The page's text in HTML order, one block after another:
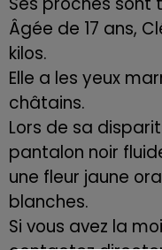
Âgée de 17 ans,
kilos.
Elle a les yeux
châtains.
Lors de sa
pantalon noir
une fleur jaune
blanches.
Si vous avez la